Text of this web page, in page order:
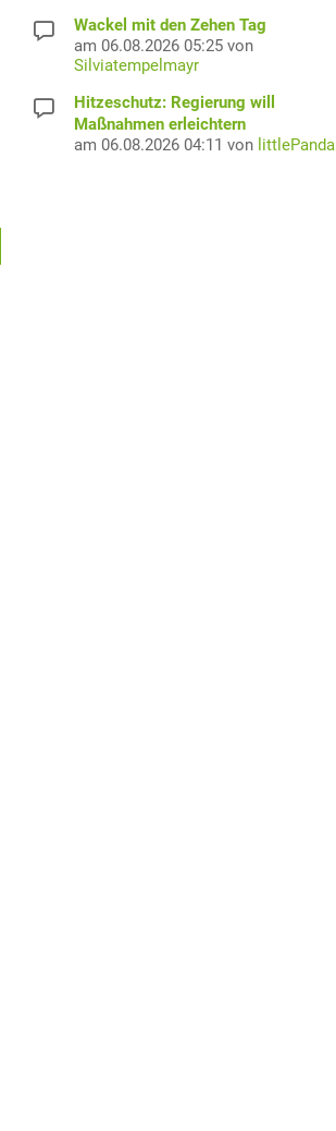
Wackel mit den Zehen Tag
am 06.08.2026 05:25 von
Silviatempelmayr
Hitzeschutz: Regierung will
Maßnahmen erleichtern
am 06.08.2026 04:11 von littlePanda